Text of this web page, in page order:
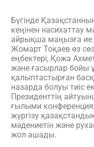
Бүгінде
кеңінен насихаттау
айрықша маңызға
Жомарт Тоқаев өз
еңбектері, Қожа
және ғасырлар бойы
қалыптастырған
назарда болуы тиіс
Президенттің
ғылыми
жүргізу
мәдениетін және
жол ашады.